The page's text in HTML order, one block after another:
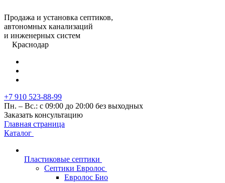
Продажа и установка септиков,
автономных канализаций
и инженерных систем
Краснодар
+7 910 523-88-99
Пн. – Вс.: с 09:00 до 20:00 без выходных
Заказать консультацию
Главная страница
Каталог
Пластиковые септики
Септики Евролос
Евролос Био